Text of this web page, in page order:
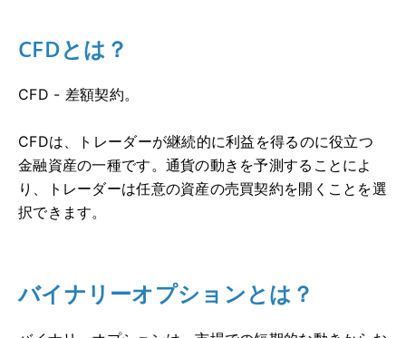
CFDとは？
CFD - 差額契約。
CFDは、トレーダーが継続的に利益を得るのに役立つ
金融資産の一種です。 通貨の動きを予測することによ
り、トレーダーは任意の資産の売買契約を開くことを選
択できます。
バイナリーオプションとは？